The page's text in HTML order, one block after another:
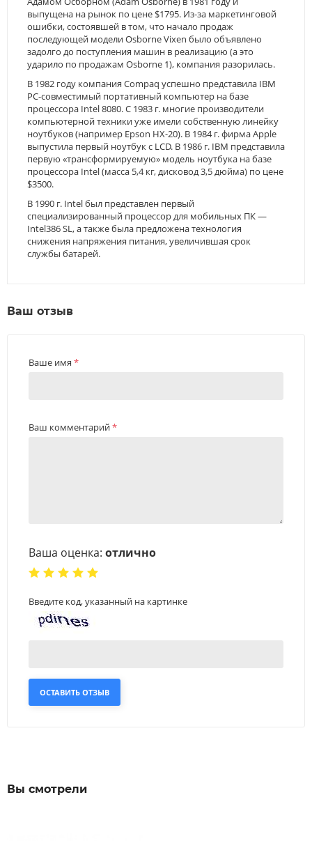
выпущена на рынок по цене $1795. Из-за маркетинговой
ошибки, состоявшей в том, что начало продаж
последующей модели Osborne Vixen было объявлено
задолго до поступления машин в реализацию (а это
ударило по продажам Osborne 1), компания разорилась.
В 1982 году компания Compaq успешно представила IBM
PC-совместимый портативный компьютер на базе
процессора Intel 8080. С 1983 г. многие производители
компьютерной техники уже имели собственную линейку
ноутбуков (например Epson HX-20). В 1984 г. фирма Apple
выпустила первый ноутбук с LCD. В 1986 г. IBM представила
первую «трансформируемую» модель ноутбука на базе
процессора Intel (масса 5,4 кг, дисковод 3,5 дюйма) по цене
$3500.
В 1990 г. Intel был представлен первый
специализированный процессор для мобильных ПК —
Intel386 SL, а также была предложена технология
снижения напряжения питания, увеличившая срок
службы батарей.
Ваш отзыв
Ваше имя *
Ваш комментарий*
Ваша оценка: отлично
Введите код, указанный на картинке
ОСТАВИТЬ ОТЗЫВ
Вы смотрели